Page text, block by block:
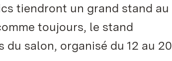
tiendront un grand stand au
toujours, le stand
salon, organisé du 12 au 20